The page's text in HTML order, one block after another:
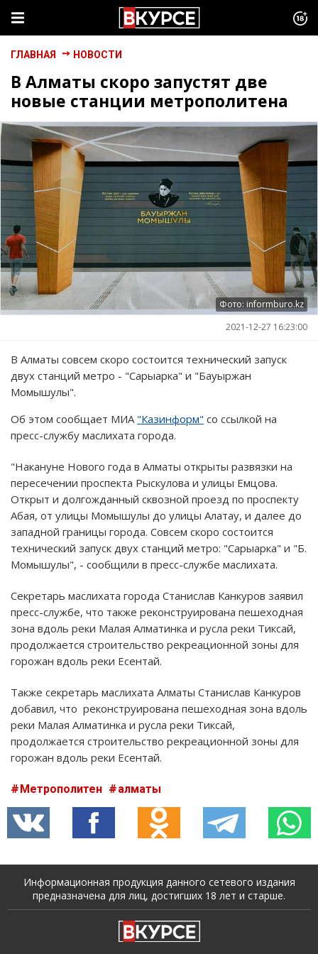
ГЛАВНАЯ НОВОСТИ
В Алматы скоро запустят две
новые станции метрополитена
Фото: informburo.kz
2021-12-27 16:23:00
В Алматы совсем скоро состоится технический запуск
двух станций метро - "Сарыарка" и "Бауыржан
Момышулы".
Об этом сообщает МИА "Казинформ" со ссылкой на
пресс-службу маслихата города.
"Накануне Нового года в Алматы открыты развязки на
пересечении проспекта Рыскулова и улицы Емцова.
Открыт и долгожданный сквозной проезд по проспекту
Абая, от улицы Момышулы до улицы Алатау, и далее до
западной границы города. Совсем скоро состоится
технический запуск двух станций метро: "Сарыарка" и "Б.
Момышулы", - сообщили в пресс-службе маслихата.
Секретарь маслихата города Станислав Канкуров заявил
пресс-службе, что также реконструирована пешеходная
зона вдоль реки Малая Алматинка и русла реки Тиксай,
продолжается строительство рекреационной зоны для
горожан вдоль реки Есентай.
Также секретарь маслихата Алматы Станислав Канкуров
добавил, что реконструирована пешеходная зона вдоль
реки Малая Алматинка и русла реки Тиксай,
продолжается строительство рекреационной зоны для
горожан вдоль реки Есентай.
Метрополитен алматы
Информационная продукция данного сетевого издания
предназначена для лиц, достигших 18 лет и старше.